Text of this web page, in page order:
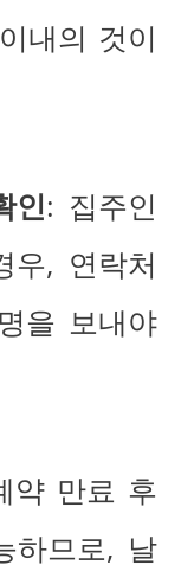
내의 것이
인: 집주인
우, 연락처
을 보내야
약 만료 후
하므로, 날